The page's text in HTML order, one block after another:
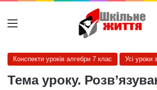
Меню
Конспекти уроків алгебри 7 клас Усі уроки
Тема уроку.